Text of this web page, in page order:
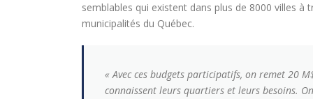
semblables qui existent dans plus de 8000 villes à
municipalités du Québec.
« Avec ces budgets participatifs, on remet 20
connaissent leurs quartiers et leurs besoins.